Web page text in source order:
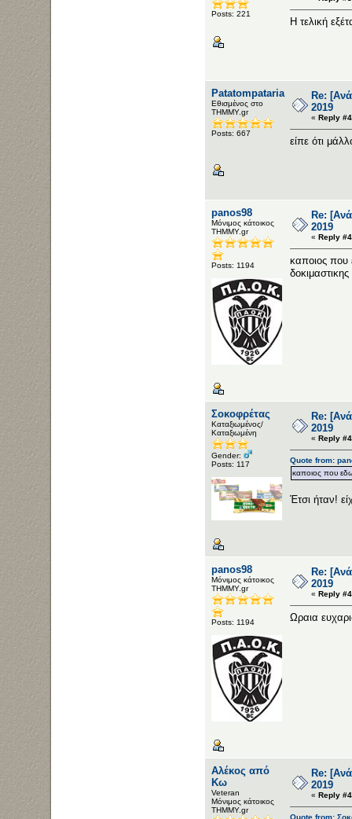
Posts: 221
Η τελική
Patatompataria
Εθισμένος στο
ΤΗΜΜΥ.gr
Posts: 667
Re:
2019
« Reply
είπε ότι
panos98
Μόνιμος κάτοικος
ΤΗΜΜΥ.gr
Posts: 1194
Re:
2019
« Reply
καποιος που
δοκιμαστικης
Σοκοφρέτας
Καταξιωμένος/
Καταξιωμένη
Gender:
Posts: 117
Re:
2019
« Reply
Quote from:
καποιος που
Έτσι ήταν!
panos98
Μόνιμος κάτοικος
ΤΗΜΜΥ.gr
Posts: 1194
Re:
2019
« Reply
Ωραια
Αλέκος από
Κω
Veteran
Μόνιμος κάτοικος
ΤΗΜΜΥ.gr
Re:
2019
« Reply
Quote from: